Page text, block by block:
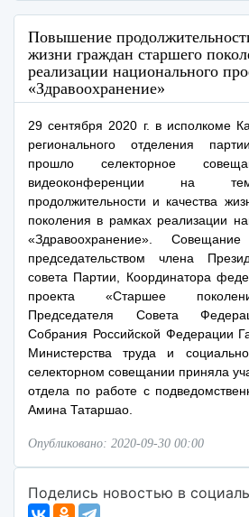
Повышение
жизни граждан старшего
реализации национального
«Здравоохранение»
29 сентября 2020 г. в исполкоме
регионального отделения
прошло селекторное
видеоконференции на
продолжительности и качества
поколения в рамках реализации
«Здравоохранение».
председательством члена
совета Партии, Координатора
проекта «Старшее
Председателя Совета
Собрания Российской Федерации
Министерства труда и
селекторном совещании приняла
отдела по работе с
Амина Татаршао.
Опубликовано: 2020-09-30 00:00
Поделись новостью в